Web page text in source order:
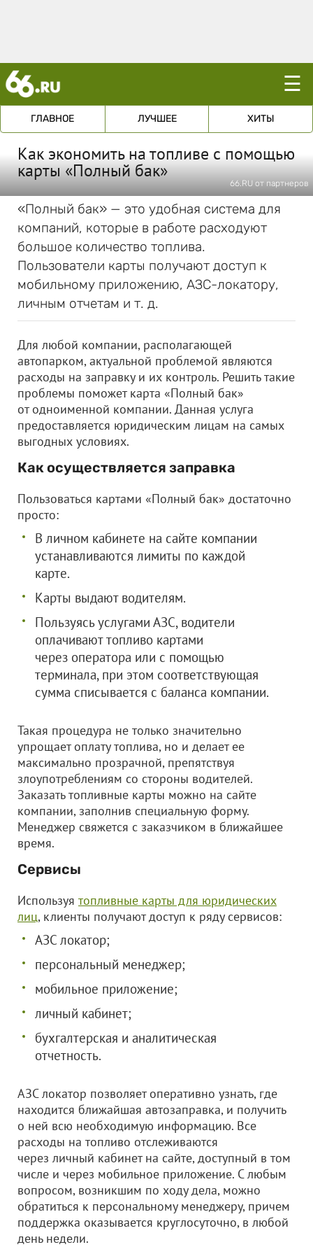
☰
ГЛАВНОЕ ЛУЧШЕЕ ХИТЫ
Как экономить на топливе с помощью
карты «Полный бак»
66.RU от партнеров
«Полный бак» — это удобная система для
компаний, которые в работе расходуют
большое количество топлива.
Пользователи карты получают доступ к
мобильному приложению, АЗС-локатору,
личным отчетам и т. д.
Для любой компании, располагающей
автопарком, актуальной проблемой являются
расходы на заправку и их контроль. Решить такие
проблемы поможет карта «Полный бак»
от одноименной компании. Данная услуга
предоставляется юридическим лицам на самых
выгодных условиях.
Как осуществляется заправка
Пользоваться картами «Полный бак» достаточно
просто:
В личном кабинете на сайте компании
устанавливаются лимиты по каждой
карте.
Карты выдают водителям.
Пользуясь услугами АЗС, водители
оплачивают топливо картами
через оператора или с помощью
терминала, при этом соответствующая
сумма списывается с баланса компании.
Такая процедура не только значительно
упрощает оплату топлива, но и делает ее
максимально прозрачной, препятствуя
злоупотреблениям со стороны водителей.
Заказать топливные карты можно на сайте
компании, заполнив специальную форму.
Менеджер свяжется с заказчиком в ближайшее
время.
Сервисы
Используя топливные карты для юридических
лиц, клиенты получают доступ к ряду сервисов:
АЗС локатор;
персональный менеджер;
мобильное приложение;
личный кабинет;
бухгалтерская и аналитическая
отчетность.
АЗС локатор позволяет оперативно узнать, где
находится ближайшая автозаправка, и получить
о ней всю необходимую информацию. Все
расходы на топливо отслеживаются
через личный кабинет на сайте, доступный в том
числе и через мобильное приложение. С любым
вопросом, возникшим по ходу дела, можно
обратиться к персональному менеджеру, причем
поддержка оказывается круглосуточно, в любой
день недели.